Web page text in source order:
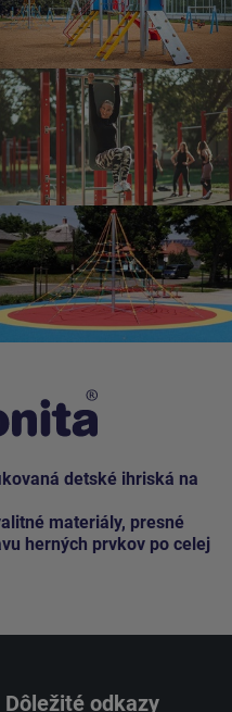
detské ihriská na
materiály, presné
herných prvkov po celej
Dôležité odkazy